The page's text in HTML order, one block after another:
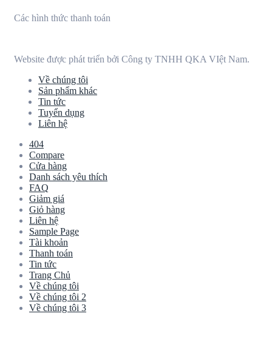
Các hình thức thanh toán
Website được phát triển bởi Công ty TNHH QKA VIệt Nam.
Về chúng tôi
Sản phẩm khác
Tin tức
Tuyển dụng
Liên hệ
404
Compare
Cửa hàng
Danh sách yêu thích
FAQ
Giảm giá
Giỏ hàng
Liên hệ
Sample Page
Tài khoản
Thanh toán
Tin tức
Trang Chủ
Về chúng tôi
Về chúng tôi 2
Về chúng tôi 3